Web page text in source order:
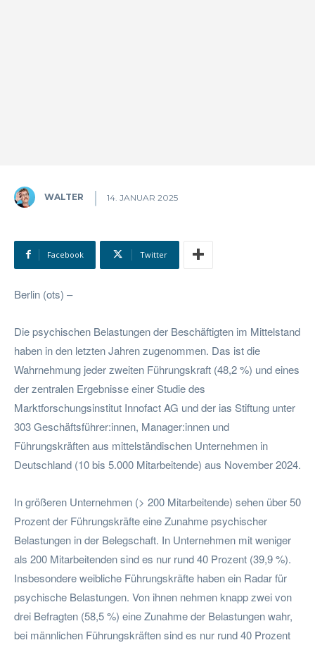
WALTER 14. JANUAR 2025
Facebook Twitter
Berlin (ots) –
Die psychischen Belastungen der Beschäftigten im Mittelstand
haben in den letzten Jahren zugenommen. Das ist die
Wahrnehmung jeder zweiten Führungskraft (48,2 %) und eines
der zentralen Ergebnisse einer Studie des
Marktforschungsinstitut Innofact AG und der ias Stiftung unter
303 Geschäftsführer:innen, Manager:innen und
Führungskräften aus mittelständischen Unternehmen in
Deutschland (10 bis 5.000 Mitarbeitende) aus November 2024.
In größeren Unternehmen (> 200 Mitarbeitende) sehen über 50
Prozent der Führungskräfte eine Zunahme psychischer
Belastungen in der Belegschaft. In Unternehmen mit weniger
als 200 Mitarbeitenden sind es nur rund 40 Prozent (39,9 %).
Insbesondere weibliche Führungskräfte haben ein Radar für
psychische Belastungen. Von ihnen nehmen knapp zwei von
drei Befragten (58,5 %) eine Zunahme der Belastungen wahr,
bei männlichen Führungskräften sind es nur rund 40 Prozent